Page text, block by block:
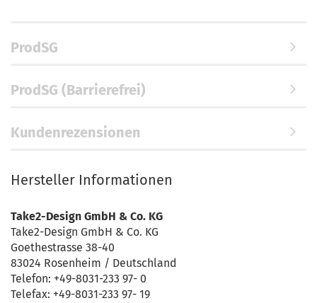
ProdSG
ProdSG (Barrierefrei)
Kundenrezensionen
Hersteller Informationen
Take2-Design GmbH & Co. KG
Take2-Design GmbH & Co. KG
Goethestrasse 38-40
83024 Rosenheim / Deutschland
Telefon: +49-8031-233 97- 0
Telefax: +49-8031-233 97- 19